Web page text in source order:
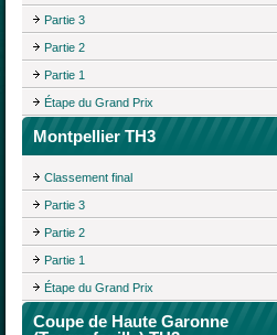
Partie 3
Partie 2
Partie 1
Étape du Grand Prix
Montpellier TH3
Classement final
Partie 3
Partie 2
Partie 1
Étape du Grand Prix
Coupe de Haute Garonne